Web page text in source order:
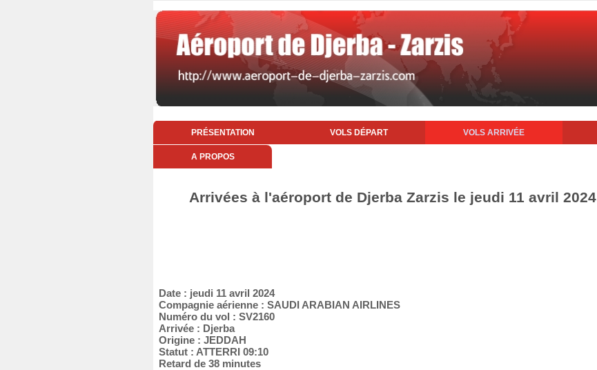
PRÉSENTATION VOLS DÉPART VOLS ARRIVÉE
A PROPOS
Arrivées à l'aéroport de Djerba Zarzis le jeudi 11 avril 2024
Date : jeudi 11 avril 2024
Compagnie aérienne : SAUDI ARABIAN AIRLINES
Numéro du vol : SV2160
Arrivée : Djerba
Origine : JEDDAH
Statut : ATTERRI 09:10
Retard de 38 minutes